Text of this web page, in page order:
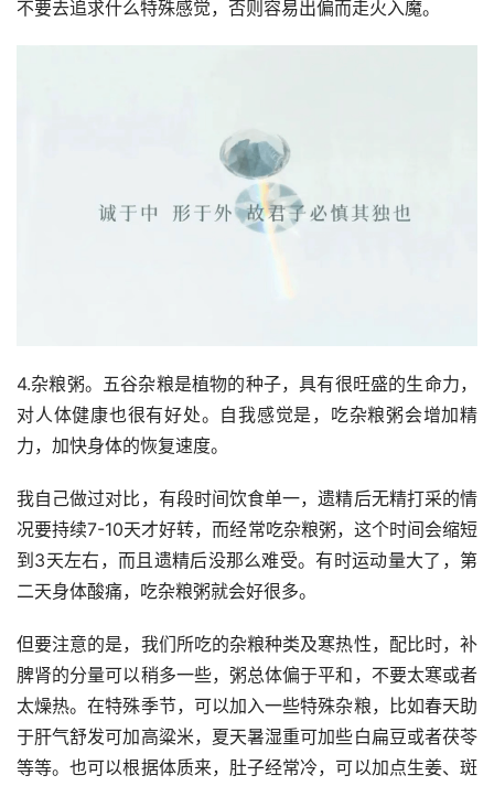
不要去追求什么特殊感觉，否则容易出偏而走火入魔。
4.杂粮粥。五谷杂粮是植物的种子，具有很旺盛的生命力，
对人体健康也很有好处。自我感觉是，吃杂粮粥会增加精
力，加快身体的恢复速度。
我自己做过对比，有段时间饮食单一，遗精后无精打采的情
况要持续7-10天才好转，而经常吃杂粮粥，这个时间会缩短
到3天左右，而且遗精后没那么难受。有时运动量大了，第
二天身体酸痛，吃杂粮粥就会好很多。
但要注意的是，我们所吃的杂粮种类及寒热性，配比时，补
脾肾的分量可以稍多一些，粥总体偏于平和，不要太寒或者
太燥热。在特殊季节，可以加入一些特殊杂粮，比如春天助
于肝气舒发可加高粱米，夏天暑湿重可加些白扁豆或者茯苓
等等。也可以根据体质来，肚子经常冷，可以加点生姜、斑